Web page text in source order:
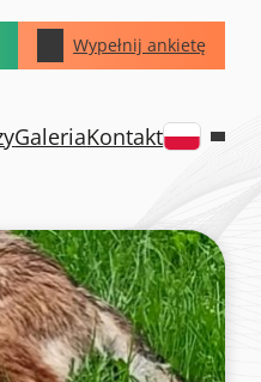
Wypełnij ankietę
GaleriaKontakt